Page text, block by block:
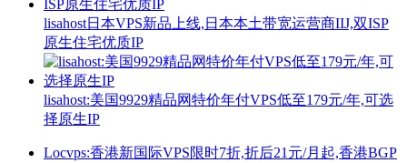
lisahost日本VPS新品上线,日本本土带宽运营商IIJ,双ISP
原生住宅优质IP
lisahost:美国9929精品网特价年付VPS低至179元/年,可选
择原生IP
Locvps:香港新国际VPS限时7折,折后21元/月起,香港BGP